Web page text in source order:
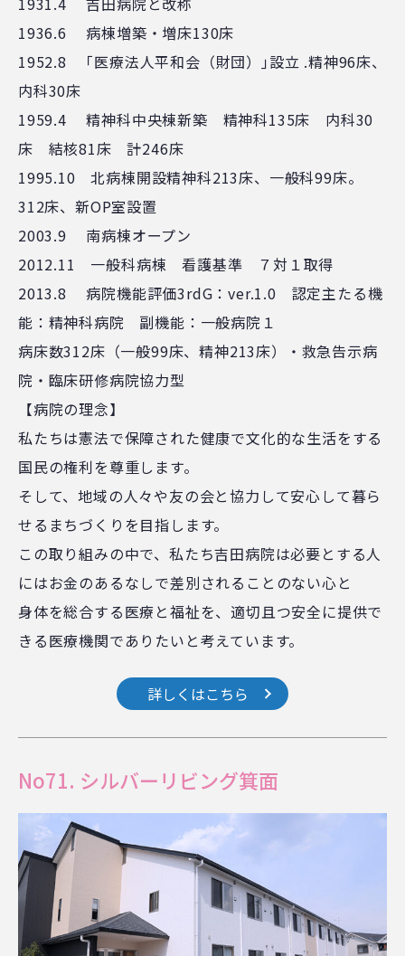
1936.6 病棟増築・増床130床
1952.8 ｢医療法人平和会（財団）｣設立 .精神96床、
内科30床
1959.4 精神科中央棟新築 精神科135床 内科30
床 結核81床 計246床
1995.10 北病棟開設精神科213床、一般科99床。
312床、新OP室設置
2003.9 南病棟オープン
2012.11 一般科病棟 看護基準 ７対１取得
2013.8 病院機能評価3rdG：ver.1.0 認定主たる機
能：精神科病院 副機能：一般病院１
病床数312床（一般99床、精神213床）・救急告示病
院・臨床研修病院協力型
【病院の理念】
私たちは憲法で保障された健康で文化的な生活をする
国民の権利を尊重します。
そして、地域の人々や友の会と協力して安心して暮ら
せるまちづくりを目指します。
この取り組みの中で、私たち吉田病院は必要とする人
にはお金のあるなしで差別されることのない心と
身体を総合する医療と福祉を、適切且つ安全に提供で
きる医療機関でありたいと考えています。
詳しくはこちら
No71. シルバーリビング箕面